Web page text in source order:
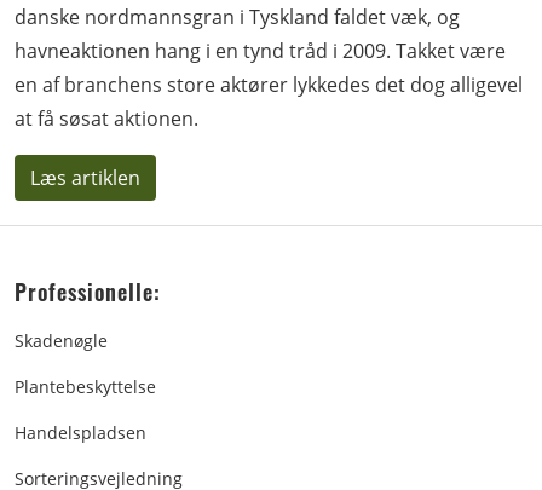
danske nordmannsgran i Tyskland faldet væk, og
havneaktionen hang i en tynd tråd i 2009. Takket være
en af branchens store aktører lykkedes det dog alligevel
at få søsat aktionen.
Læs artiklen
Professionelle:
Skadenøgle
Plantebeskyttelse
Handelspladsen
Sorteringsvejledning